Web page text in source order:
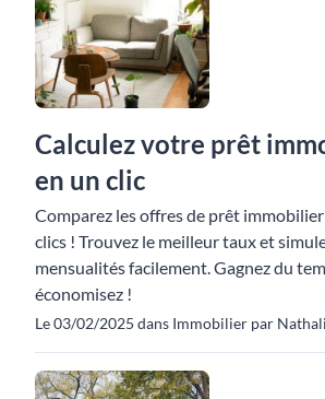
Calculez votre prêt
en un clic
Comparez les offres de prêt
clics ! Trouvez le meilleur taux et
mensualités facilement. Gagnez du
économisez !
Le 03/02/2025 dans Immobilier par